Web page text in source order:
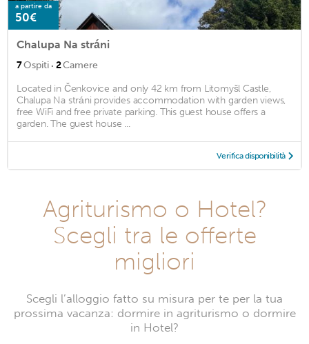
a partire da
50€
Chalupa Na stráni
7Ospiti · 2Camere
Located in Čenkovice and only 42 km from Litomyšl Castle,
Chalupa Na stráni provides accommodation with garden views,
free WiFi and free private parking. This guest house offers a
garden. The guest house ...
Verifica disponibilità
Agriturismo o Hotel?
Scegli tra le offerte
migliori
Scegli l’alloggio fatto su misura per te per la tua
prossima vacanza: dormire in agriturismo o dormire
in Hotel?